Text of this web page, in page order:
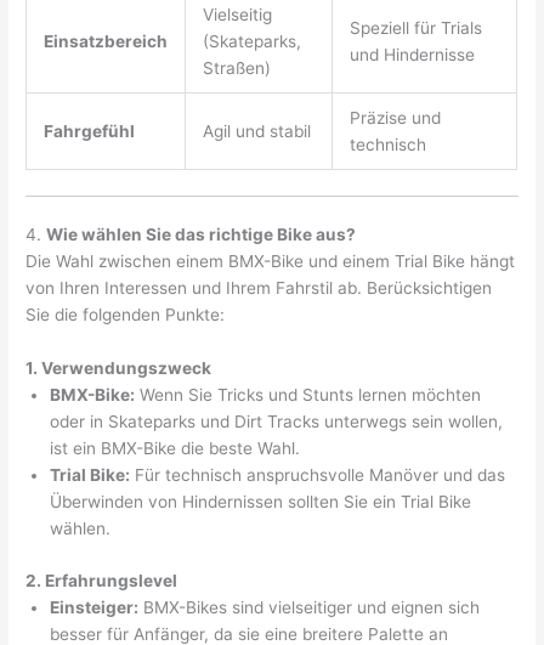
Einsatzbereich
Vielseitig
(Skateparks,
Straßen)
Speziell für Trials
und Hindernisse
Fahrgefühl Agil und stabil
Präzise und
technisch
4.Wie wählen Sie das richtige Bike aus?
Die Wahl zwischen einem BMX-Bike und einem Trial Bike hängt
von Ihren Interessen und Ihrem Fahrstil ab. Berücksichtigen
Sie die folgenden Punkte:
1. Verwendungszweck
BMX-Bike: Wenn Sie Tricks und Stunts lernen möchten
oder in Skateparks und Dirt Tracks unterwegs sein wollen,
ist ein BMX-Bike die beste Wahl.
Trial Bike: Für technisch anspruchsvolle Manöver und das
Überwinden von Hindernissen sollten Sie ein Trial Bike
wählen.
2. Erfahrungslevel
Einsteiger: BMX-Bikes sind vielseitiger und eignen sich
besser für Anfänger, da sie eine breitere Palette an